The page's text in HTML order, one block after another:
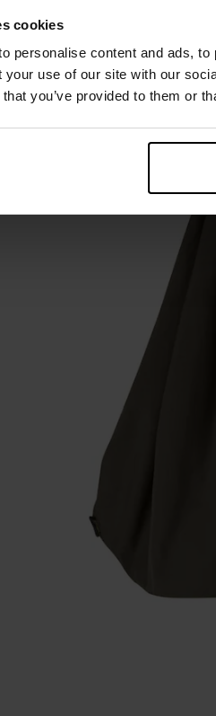
cookies
personalise content and ads,
your use of our site with our
you’ve provided to them or